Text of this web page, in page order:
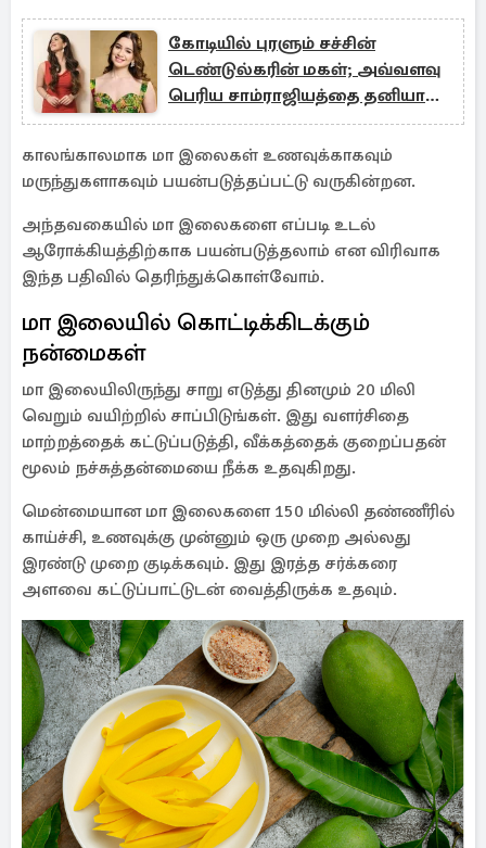
கோடியில் புரளும் சச்சின்
டெண்டுல்கரின் மகள்; அவ்வளவு
பெரிய சாம்ராஜியத்தை தனியாக
உருவாக்கியது எப்படி?
காலங்காலமாக மா இலைகள் உணவுக்காகவும்
மருந்துகளாகவும் பயன்படுத்தப்பட்டு வருகின்றன.
அந்தவகையில் மா இலைகளை எப்படி உடல்
ஆரோக்கியத்திற்காக பயன்படுத்தலாம் என விரிவாக
இந்த பதிவில் தெரிந்துக்கொள்வோம்.
மா இலையில் கொட்டிக்கிடக்கும்
நன்மைகள்
மா இலையிலிருந்து சாறு எடுத்து தினமும் 20 மிலி
வெறும் வயிற்றில் சாப்பிடுங்கள். இது வளர்சிதை
மாற்றத்தைக் கட்டுப்படுத்தி, வீக்கத்தைக் குறைப்பதன்
மூலம் நச்சுத்தன்மையை நீக்க உதவுகிறது.
மென்மையான மா இலைகளை 150 மில்லி தண்ணீரில்
காய்ச்சி, உணவுக்கு முன்னும் ஒரு முறை அல்லது
இரண்டு முறை குடிக்கவும். இது இரத்த சர்க்கரை
அளவை கட்டுப்பாட்டுடன் வைத்திருக்க உதவும்.